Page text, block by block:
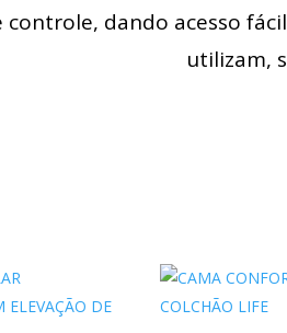
controle, dando acesso
utilizam,